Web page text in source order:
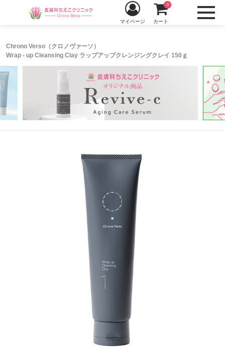
Chrono Verso（クロノヴァーソ）
Wrap - up Cleansing Clay ラップアップクレンジングクレイ 150ｇ
マイページ カート
0